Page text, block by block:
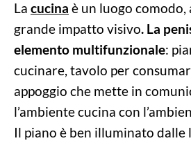
La cucina è un luogo comodo,
grande impatto visivo. La
elemento multifunzionale:
cucinare, tavolo per
appoggio che mette in
l’ambiente cucina con
Il piano è ben illuminato dalle